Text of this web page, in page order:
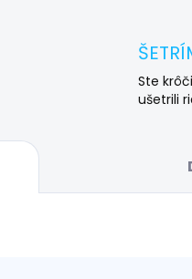
Ste
ušetrili